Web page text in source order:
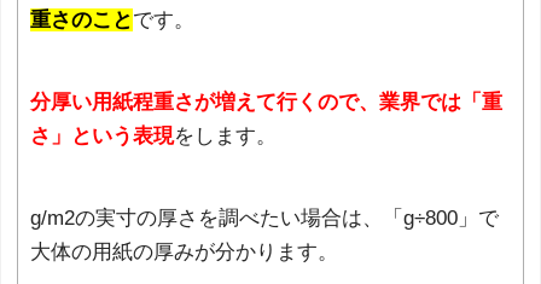
重さのことです。
分厚い用紙程重さが増えて行くので、業界では「重
さ」という表現をします。
g/m2の実寸の厚さを調べたい場合は、「g÷800」で
大体の用紙の厚みが分かります。